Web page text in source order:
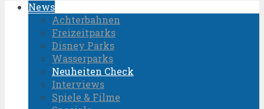
News
Achterbahnen
Freizeitparks
Disney Parks
Wasserparks
Neuheiten Check
Interviews
Spiele & Filme